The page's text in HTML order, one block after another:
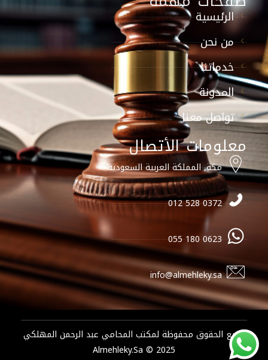
الرئيسية
من نحن
خدماتنا
المدونة
تواصل معنا
معلومات الأتصال
مكة, المملكة العربية السعودية
0372 528 012
0623 180 055
info@almehleky.sa
جميع الحقوق محفوظة لمكتب المحامي عبد الرحمن المهلكي
2025 © Almehleky.sa